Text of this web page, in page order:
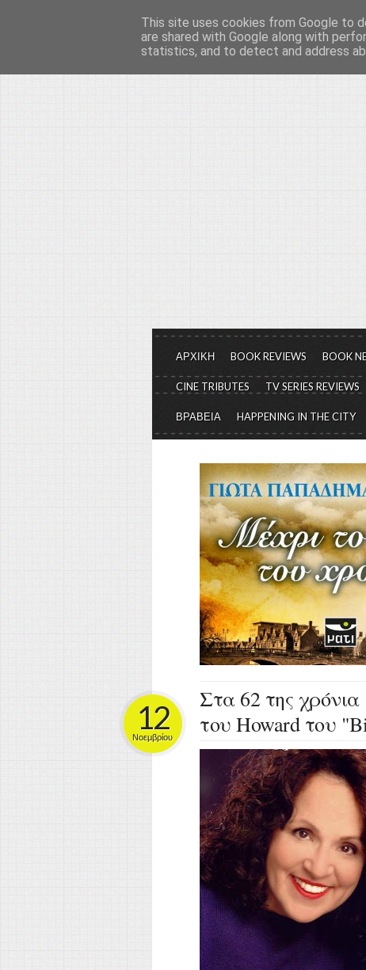
Το μεγαλείο των
Είμαστε πάντα εδώ για να μιλάμε
ΑΡΧΙΚΗ BOOK REVIEWS BOOK
CINE TRIBUTES TV SERIES REVIEWS
ΒΡΑΒΕΙΑ HAPPENING IN THE CITY
Στα 62 της
του Howard του
12
Νοεμβρίου
This site uses cookies from Google to
are shared with Google along with
statistics, and to detect and address